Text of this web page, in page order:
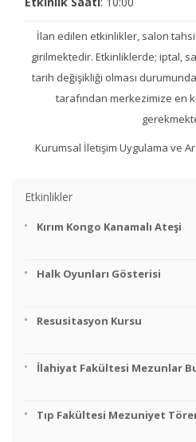
İlan edilen etkinlikler, salon
girilmektedir. Etkinliklerde; iptal,
tarih değişikliği olması
tarafından merkezimize en
Kurumsal İletişim Uygulama ve
Etkinlikler
Kırım Kongo Kanamalı Ateşi
Halk Oyunları Gösterisi
Resusitasyon Kursu
İlahiyat Fakültesi Mezunlar
Tıp Fakültesi Mezuniyet